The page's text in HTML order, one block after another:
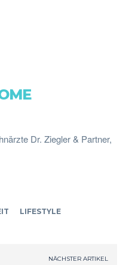
Dr. Ziegler & Partner,
LIFESTYLE
NÄCHSTER ARTIKEL